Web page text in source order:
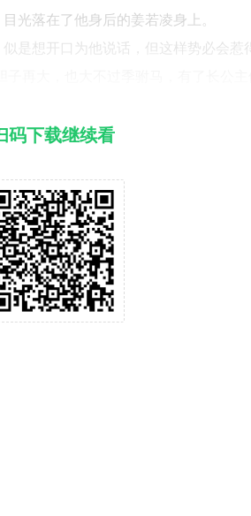
光落在了他身后的姜若凌身上。
是想开口为他说话，但这样势必会惹
码下载继续看